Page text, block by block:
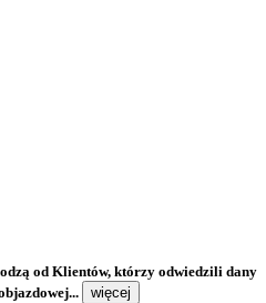
od Klientów, którzy odwiedzili dany
więcej